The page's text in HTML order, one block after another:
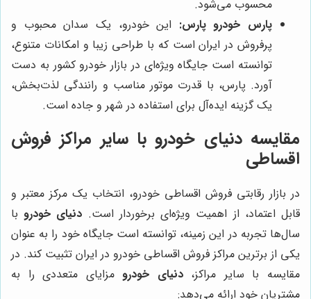
محسوب می‌شود.
پارس خودرو پارس: این خودرو، یک سدان محبوب و
پرفروش در ایران است که با طراحی زیبا و امکانات متنوع،
توانسته است جایگاه ویژه‌ای در بازار خودرو کشور به دست
آورد. پارس، با قدرت موتور مناسب و رانندگی لذت‌بخش،
یک گزینه ایده‌آل برای استفاده در شهر و جاده است.
مقایسهدنیای خودرو با سایر مراکز فروش
اقساطی
در بازار رقابتی فروش اقساطی خودرو، انتخاب یک مرکز معتبر و
قابل اعتماد، از اهمیت ویژه‌ای برخوردار است. دنیای خودروبا
سال‌ها تجربه در این زمینه، توانسته است جایگاه خود را به عنوان
یکی از برترین مراکز فروش اقساطی خودرو در ایران تثبیت کند. در
مقایسه با سایر مراکز،دنیای خودرومزایای متعددی را به
مشتریان خود ارائه می‌دهد: